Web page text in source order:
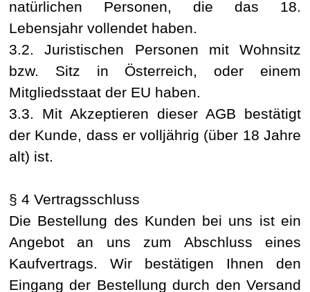
natürlichen Personen, die das 18.
Lebensjahr vollendet haben.
3.2. Juristischen Personen mit Wohnsitz
bzw. Sitz in Österreich, oder einem
Mitgliedsstaat der EU haben.
3.3. Mit Akzeptieren dieser AGB bestätigt
der Kunde, dass er volljährig (über 18 Jahre
alt) ist.
§ 4 Vertragsschluss
Die Bestellung des Kunden bei uns ist ein
Angebot an uns zum Abschluss eines
Kaufvertrags. Wir bestätigen Ihnen den
Eingang der Bestellung durch den Versand